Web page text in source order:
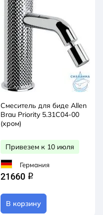
Смеситель для биде Allen
Brau Priority 5.31С04-00
(хром)
Привезем к 10 июля
Германия
21660 q
В корзину